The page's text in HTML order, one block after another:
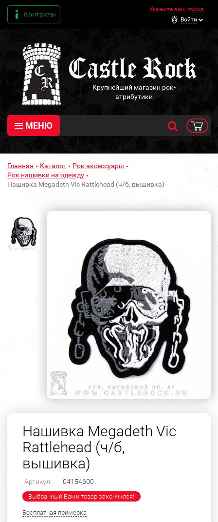
Контакты
Укажите ваш город
Войти
Крупнейший магазин рок-
атрибутики
МЕНЮ
Главная Каталог
Рок аксессуары
Рок нашивки на одежду
Нашивка Megadeth Vic Rattlehead (ч/б, вышивка)
Нашивка Megadeth Vic
Rattlehead (ч/б,
вышивка)
Артикул: 04154600
Выбранный Вами товар закончился!
Бесплатная примерка